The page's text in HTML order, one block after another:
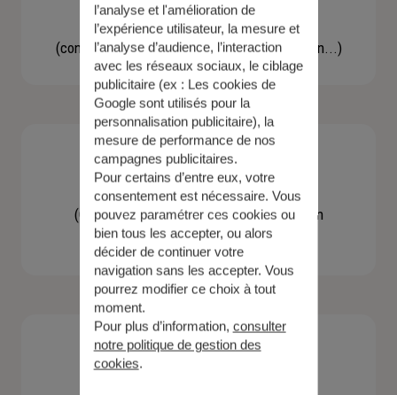
Demande d'information
(concernant une actualité, une réglementation...)
Contacter un agent
(Obtenir un devis, une information, faire un
bilan...)
l’analyse et l'amélioration de
l’expérience utilisateur, la mesure et
l’analyse d’audience, l’interaction
avec les réseaux sociaux, le ciblage
publicitaire (ex : Les cookies de
Google sont utilisés pour la
personnalisation publicitaire), la
mesure de performance de nos
campagnes publicitaires.
Pour certains d’entre eux, votre
consentement est nécessaire. Vous
pouvez paramétrer ces cookies ou
bien tous les accepter, ou alors
décider de continuer votre
navigation sans les accepter. Vous
pourrez modifier ce choix à tout
moment.
Pour plus d’information, consulter
notre politique de gestion des
cookies.